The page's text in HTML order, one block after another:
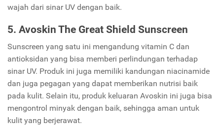
wajah dari sinar UV dengan baik.
5. Avoskin The Great Shield Sunscreen
Sunscreen yang satu ini mengandung vitamin C dan
antioksidan yang bisa memberi perlindungan terhadap
sinar UV. Produk ini juga memiliki kandungan niacinamide
dan juga pegagan yang dapat memberikan nutrisi baik
pada kulit. Selain itu, produk keluaran Avoskin ini juga bisa
mengontrol minyak dengan baik, sehingga aman untuk
kulit yang berjerawat.